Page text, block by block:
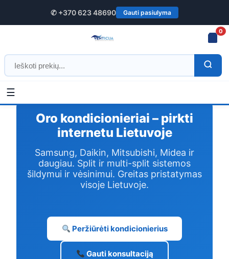
✆ +370 623 48690 Gauti pasiulyma
0
☰
Oro kondicionieriai – pirkti
internetu Lietuvoje
Samsung, Daikin, Mitsubishi, Midea ir
daugiau. Split ir multi-split sistemos
šildymui ir vėsinimui. Greitas pristatymas
visoje Lietuvoje.
Peržiūrėti kondicionierius
Gauti konsultaciją